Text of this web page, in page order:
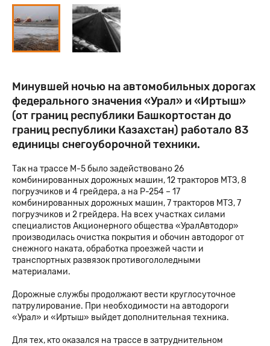
Минувшей ночью на автомобильных дорогах
федерального значения «Урал» и «Иртыш»
(от границ республики Башкортостан до
границ республики Казахстан) работало 83
единицы снегоуборочной техники.
Так на трассе М-5 было задействовано 26
комбинированных дорожных машин, 12 тракторов МТЗ, 8
погрузчиков и 4 грейдера, а на Р-254 – 17
комбинированных дорожных машин, 7 тракторов МТЗ, 7
погрузчиков и 2 грейдера. На всех участках силами
специалистов Акционерного общества «УралАвтодор»
производилась очистка покрытия и обочин автодорог от
снежного наката, обработка проезжей части и
транспортных развязок противогололедными
материалами.
Дорожные службы продолжают вести круглосуточное
патрулирование. При необходимости на автодороги
«Урал» и «Иртыш» выйдет дополнительная техника.
Для тех, кто оказался на трассе в затруднительном